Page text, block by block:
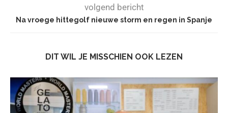
volgend bericht
Na vroege hittegolf nieuwe storm en regen in Spanje
DIT WIL JE MISSCHIEN OOK LEZEN